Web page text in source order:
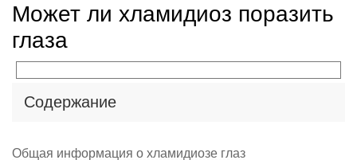
Может ли хламидиоз поразить
глаза
Содержание
Общая информация о хламидиозе глаз